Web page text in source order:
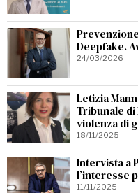
Deepfake.
24/03/2026
Letizia
Tribunale di
violenza di
18/11/2025
Intervista a
l’interesse
11/11/2025